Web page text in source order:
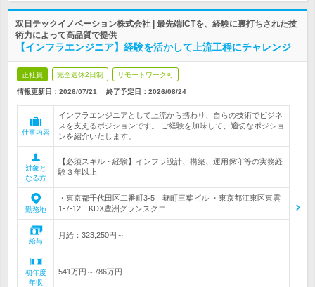
双日テックイノベーション株式会社 | 最先端ICTを、経験に裏打ちされた技
術力によって高品質で提供
【インフラエンジニア】経験を活かして上流工程にチャレンジ
正社員 完全週休2日制 リモートワーク可
情報更新日：2026/07/21 終了予定日： 2026/08/24
仕事内容
インフラエンジニアとして上流から携わり、自らの技術でビジネ
スを支えるポジションです。 ご経験を加味して、適切なポジショ
ンを紹介いたします。
対象と
なる方
【必須スキル・経験】インフラ設計、構築、運用保守等の実務経
験３年以上
勤務地
・東京都千代田区二番町3-5 麹町三葉ビル ・東京都江東区東雲
1-7-12 KDX豊洲グランスクエ…
給与
月給：323,250円～
初年度
年収
541万円～786万円